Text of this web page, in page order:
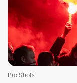
Pro Shots